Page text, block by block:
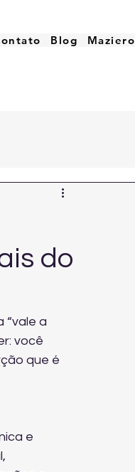
Blog Maziero
do
“vale a
você
que é
e